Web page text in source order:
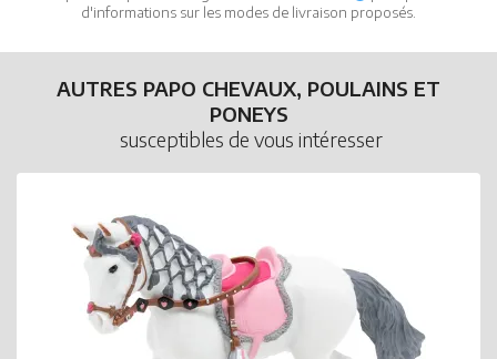
d'informations sur les modes de livraison proposés.
AUTRES PAPO CHEVAUX, POULAINS ET
PONEYS
susceptibles de vous intéresser